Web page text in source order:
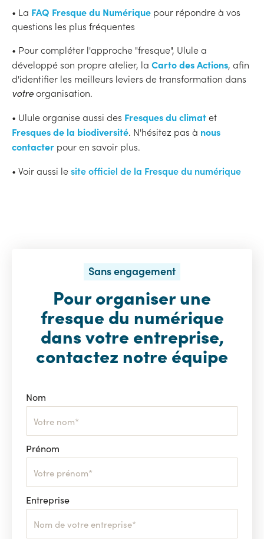
• La FAQ Fresque du Numérique pour répondre à vos
questions les plus fréquentes
• Pour compléter l'approche "fresque", Ulule a
développé son propre atelier, la Carto des Actions, afin
d'identifier les meilleurs leviers de transformation dans
votreorganisation.
• Ulule organise aussi des Fresques du climatet
Fresques de la biodiversité. N'hésitez pas à nous
contacter pour en savoir plus.
• Voir aussi lesite officiel de la Fresque du numérique
Sans engagement
Pour organiser une
fresque du numérique
dans votre entreprise,
contactez notre équipe
Nom
Prénom
Entreprise